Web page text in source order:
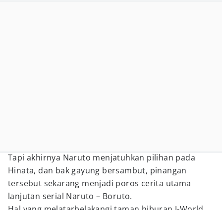
Tapi akhirnya Naruto menjatuhkan pilihan pada
Hinata, dan bak gayung bersambut, pinangan
tersebut sekarang menjadi poros cerita utama
lanjutan serial Naruto – Boruto.